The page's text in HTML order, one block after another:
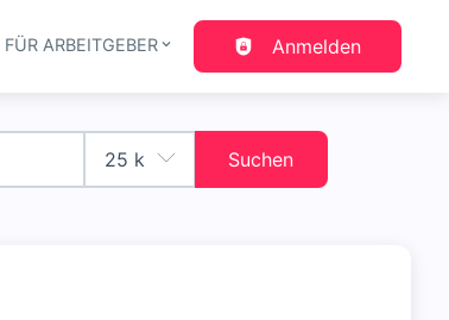
FÜR ARBEITGEBER Anmelden
Suchen